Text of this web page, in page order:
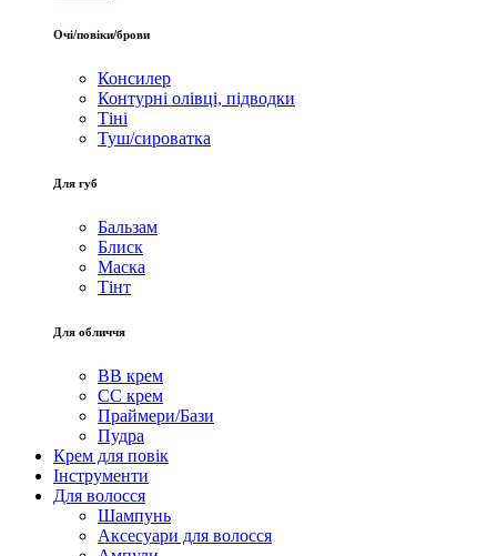
Очі/повіки/брови
Консилер
Контурні олівці, підводки
Тіні
Туш/сироватка
Для губ
Бальзам
Блиск
Маска
Тінт
Для обличчя
BB крем
CC крем
Праймери/Бази
Пудра
Крем для повік
Інструменти
Для волосся
Шампунь
Аксесуари для волосся